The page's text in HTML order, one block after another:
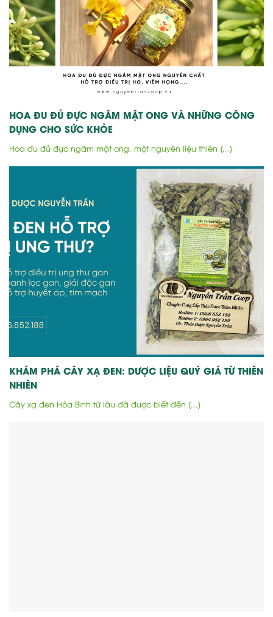
HOA ĐU ĐỦ ĐỰC NGÂM MẬT ONG VÀ NHỮNG CÔNG
DỤNG CHO SỨC KHỎE
Hoa đu đủ đực ngâm mật ong, một nguyên liệu thiên [...]
KHÁM PHÁ CÂY XẠ ĐEN: DƯỢC LIỆU QUÝ GIÁ TỪ THIÊN
NHIÊN
Cây xạ đen Hòa Bình từ lâu đã được biết đến [...]